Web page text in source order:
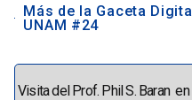
Más de la Gaceta
UNAM #24
Visita del Prof. Phil S. Baran